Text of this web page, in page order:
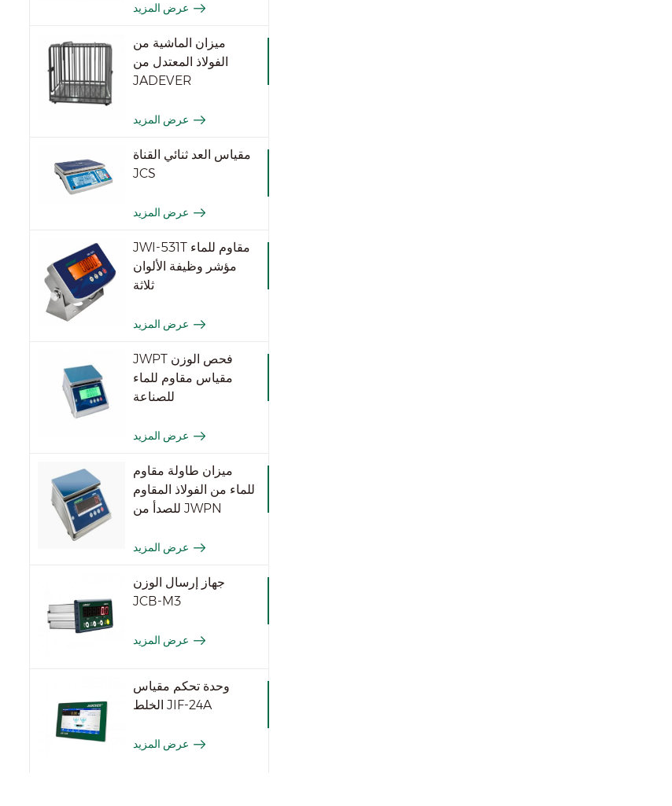
عرض المزيد
ميزان الماشية من
الفولاذ المعتدل من
JADEVER
عرض المزيد
مقياس العد ثنائي القناة
JCS
عرض المزيد
JWI-531T مقاوم للماء
مؤشر وظيفة الألوان
ثلاثة
عرض المزيد
JWPT فحص الوزن
مقياس مقاوم للماء
للصناعة
عرض المزيد
ميزان طاولة مقاوم
للماء من الفولاذ المقاوم
للصدأ من JWPN
عرض المزيد
جهاز إرسال الوزن
JCB-M3
عرض المزيد
وحدة تحكم مقياس
الخلط JIF-24A
عرض المزيد